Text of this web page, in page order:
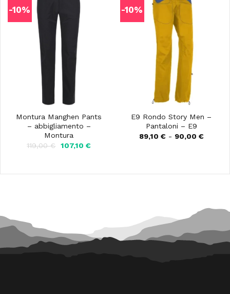
-10%
Montura Manghen Pants
– abbigliamento –
Montura
119,00€
Il
prezzo
119,00 €.
107,10 €Il
107,10 €.
-10%
E9 Rondo Story Men –
Pantaloni – E9
89,10 € - 90,00 €Fascia